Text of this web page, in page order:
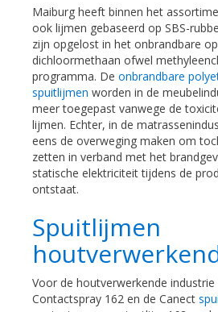
Maiburg heeft binnen het
ook lijmen gebaseerd op SBS-
zijn opgelost in het onbrandbare
dichloormethaan ofwel
programma. De onbrandbare
spuitlijmen worden in de
meer toegepast vanwege de
lijmen. Echter, in de
eens de overweging maken om
zetten in verband met het
statische elektriciteit tijdens de
ontstaat.
Spuitlijmen
Voor de houtverwerkende
Contactspray 162 en de Canect